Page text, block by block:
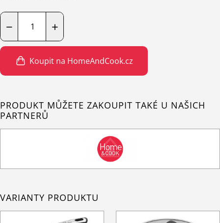
+
−
Koupit na HomeAndCook.cz
PRODUKT MŮŽETE ZAKOUPIT TAKÉ U NAŠICH
PARTNERŮ
VARIANTY PRODUKTU